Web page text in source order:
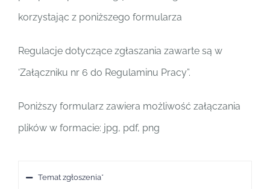
Polski
korzystając z poniższego formularza
Regulacje dotyczące zgłaszania zawarte są w
‘Załączniku nr 6 do Regulaminu Pracy”.
Poniższy formularz zawiera możliwość załączania
plików w formacie: jpg, pdf, png